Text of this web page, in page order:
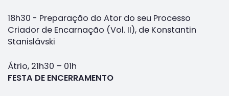
18h30 - Preparação do Ator do seu Processo
Criador de Encarnação (Vol. II), de Konstantin
Stanislávski
Átrio, 21h30 – 01h
FESTA DE ENCERRAMENTO